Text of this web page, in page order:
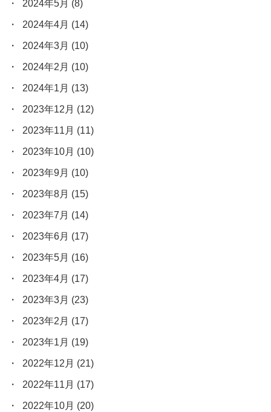
2024年5月 (8)
2024年4月 (14)
2024年3月 (10)
2024年2月 (10)
2024年1月 (13)
2023年12月 (12)
2023年11月 (11)
2023年10月 (10)
2023年9月 (10)
2023年8月 (15)
2023年7月 (14)
2023年6月 (17)
2023年5月 (16)
2023年4月 (17)
2023年3月 (23)
2023年2月 (17)
2023年1月 (19)
2022年12月 (21)
2022年11月 (17)
2022年10月 (20)